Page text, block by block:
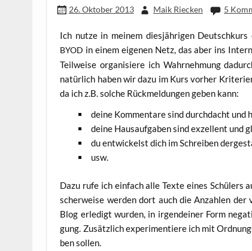
26. Oktober 2013 Maik Riecken 5
Ich nut­ze in mei­nem dies­jäh­ri­gen
BYOD in einem eige­nen Netz, das aber ins
Teil­wei­se orga­ni­sie­re ich Wahr­neh­mung
natür­lich haben wir dazu im Kurs vor­her
da ich z.B. sol­che Rück­mel­dun­gen geben kann:
dei­ne Kom­men­ta­re sind durch­dacht und
dei­ne Haus­auf­ga­ben sind exzel­lent und
du ent­wi­ckelst dich im Schrei­ben
usw.
Dazu rufe ich ein­fach alle Tex­te eines
scher­wei­se wer­den dort auch die Anzah­len
Blog erle­digt wur­den, in irgend­ei­ner Form
gung. Zusätz­lich expe­ri­men­tie­re ich mit
ben sollen.